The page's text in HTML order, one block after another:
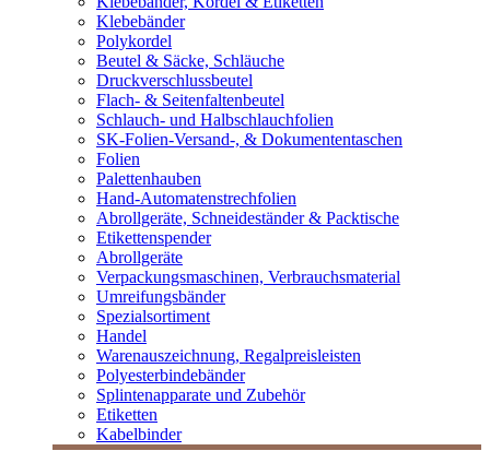
Klebebänder
Polykordel
Beutel & Säcke, Schläuche
Druckverschlussbeutel
Flach- & Seitenfaltenbeutel
Schlauch- und Halbschlauchfolien
SK-Folien-Versand-, & Dokumententaschen
Folien
Palettenhauben
Hand-Automatenstrechfolien
Abrollgeräte, Schneideständer & Packtische
Etikettenspender
Abrollgeräte
Verpackungsmaschinen, Verbrauchsmaterial
Umreifungsbänder
Spezialsortiment
Handel
Warenauszeichnung, Regalpreisleisten
Polyesterbindebänder
Splintenapparate und Zubehör
Etiketten
Kabelbinder